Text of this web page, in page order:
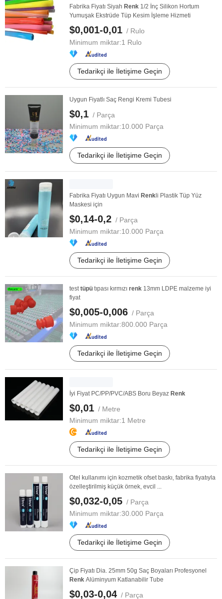
Fabrika Fiyatı Siyah Renk 1/2 İnç Silikon Hortum
Yumuşak Ekstrüde Tüp Kesim İşleme Hizmeti
$0,001-0,01 / Rulo
Minimum miktar:1 Rulo
Tedarikçi ile İletişime Geçin
Uygun Fiyatlı Saç Rengi Kremi Tubesi
$0,1 / Parça
Minimum miktar:10.000 Parça
Tedarikçi ile İletişime Geçin
Fabrika Fiyatı Uygun Mavi Renk li Plastik Tüp Yüz
Maskesi için
$0,14-0,2 / Parça
Minimum miktar:10.000 Parça
Tedarikçi ile İletişime Geçin
testtüpü tıpası kırmızı renk 13mm LDPE malzeme iyi
fiyat
$0,005-0,006 / Parça
Minimum miktar:800.000 Parça
Tedarikçi ile İletişime Geçin
İyi Fiyat PC/PP/PVC/ABS Boru Beyaz Renk
$0,01 / Metre
Minimum miktar:1 Metre
Tedarikçi ile İletişime Geçin
Otel kullanımı için kozmetik ofset baskı, fabrika fiyatıyla
özelleştirilmiş küçük örnek, evcil ...
$0,032-0,05 / Parça
Minimum miktar:30.000 Parça
Tedarikçi ile İletişime Geçin
Çip Fiyatı Dia. 25mm 50g Saç Boyaları Profesyonel
Renk Alüminyum Katlanabilir Tube
$0,03-0,04 / Parça